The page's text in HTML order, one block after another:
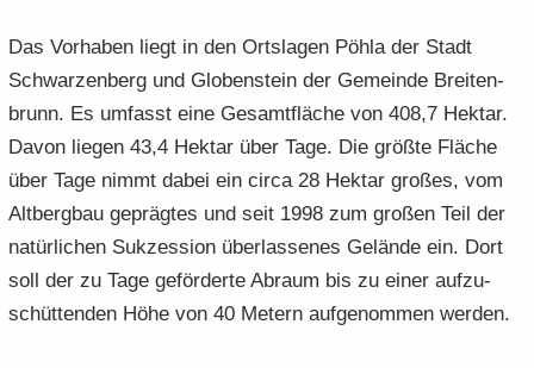
Das Vor­ha­ben liegt in den Orts­la­gen Pöhla der Stadt
Schwar­zen­berg und Glo­ben­stein der Ge­mein­de Brei­ten­
brunn. Es um­fasst eine Ge­samt­flä­che von 408,7 Hekt­ar.
Davon lie­gen 43,4 Hekt­ar über Tage. Die größ­te Flä­che
über Tage nimmt dabei ein circa 28 Hekt­ar gro­ßes, vom
Alt­berg­bau ge­präg­tes und seit 1998 zum gro­ßen Teil der
na­tür­li­chen Suk­zes­si­on über­las­se­nes Ge­län­de ein. Dort
soll der zu Tage ge­för­der­te Ab­raum bis zu einer auf­zu­
schüt­ten­den Höhe von 40 Me­tern auf­ge­nom­men wer­den.